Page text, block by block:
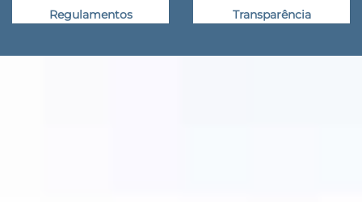
Regulamentos Transparência